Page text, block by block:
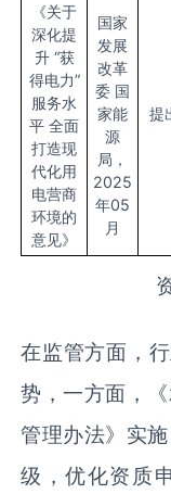
《关于
深化提
升 “获
得电力”
服务水
平 全面
打造现
代化用
电营商
环境的
意见》
国家
发展
改革
委 国
家能
源
局，
2025
年05
月
提
在监管方面，
势，一方面，
管理办法》实
级，优化资质